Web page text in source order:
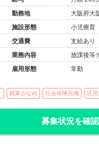
勤務地
大阪府大
施設形態
小児療育
交通費
支給あり
業務内容
放課後等
雇用形態
常勤
残業少なめ 社会保険完備 託児
募集状況を確